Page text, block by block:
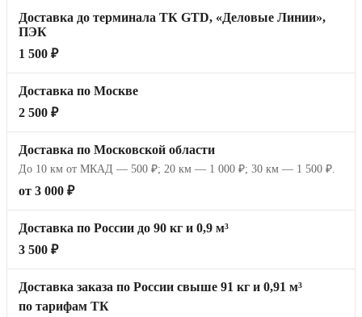
Доставка до терминала ТК GTD, «Деловые Линии»,
ПЭК
1 500 ₽
Доставка по Москве
2 500 ₽
Доставка по Московской области
До 10 км от МКАД — 500 ₽; 20 км — 1 000 ₽; 30 км — 1 500 ₽.
от 3 000 ₽
Доставка по России до 90 кг и 0,9 м³
3 500 ₽
Доставка заказа по России свыше 91 кг и 0,91 м³
по тарифам ТК